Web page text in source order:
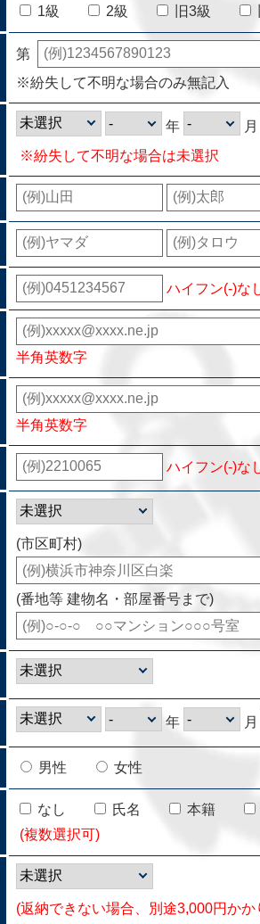
1級 2級 旧3級
第
※紛失して不明な場合のみ無記入
年 月
※紛失して不明な場合は未選択
ハイフン(-)な
半角英数字
半角英数字
ハイフン(-)な
(市区町村)
(番地等 建物名・部屋番号まで)
年 月
男性 女性
なし 氏名 本籍
(複数選択可)
(返納できない場合、別途3,000円かか